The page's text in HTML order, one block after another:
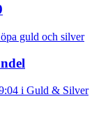
guld och silver
i Guld & Silver